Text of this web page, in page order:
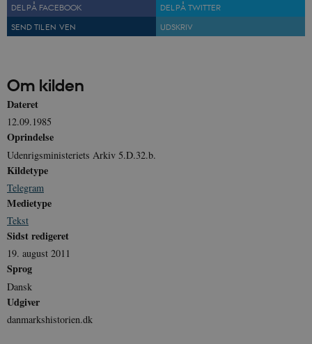
DEL PÅ FACEBOOK
DEL PÅ TWITTER
SEND TIL EN VEN
UDSKRIV
Om kilden
Dateret
12.09.1985
Oprindelse
Udenrigsministeriets Arkiv 5.D.32.b.
Kildetype
Telegram
Medietype
Tekst
Sidst redigeret
19. august 2011
Sprog
Dansk
Udgiver
danmarkshistorien.dk